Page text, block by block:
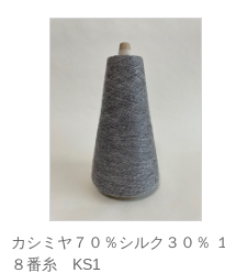
カシミヤ７０％シルク３０％ １
８番糸 KS1